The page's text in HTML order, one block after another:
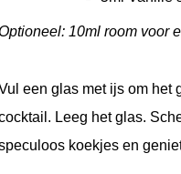
10ml room voor
een glas met ijs om het
Leeg het glas.
koekjes en